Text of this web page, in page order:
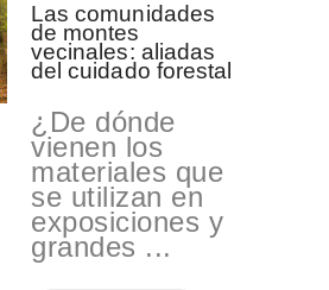
Las comunidades
de montes
vecinales: aliadas
del cuidado forestal
¿De dónde
vienen los
materiales que
se utilizan en
exposiciones y
grandes ...